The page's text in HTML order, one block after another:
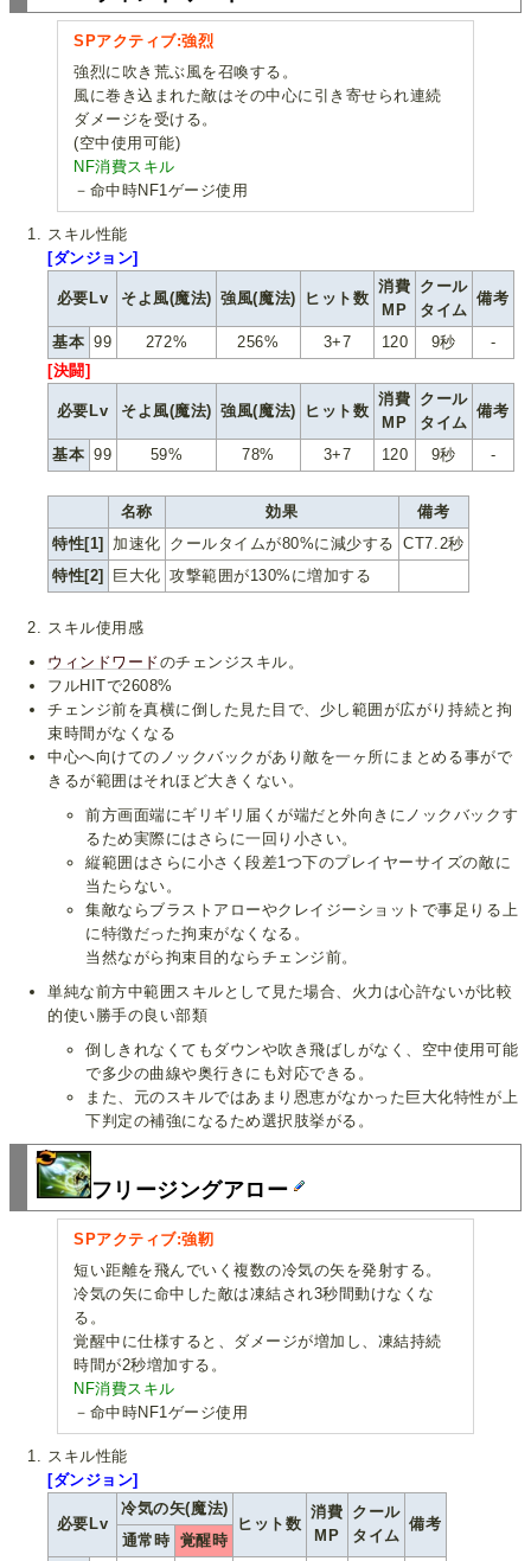
SPアクティブ:強烈
強烈に吹き荒ぶ風を召喚する。
風に巻き込まれた敵はその中心に引き寄せられ連続
ダメージを受ける。
(空中使用可能)
NF消費スキル
－命中時NF1ゲージ使用
スキル性能
[ダンジョン]
必要Lv そよ風(魔法) 強風(魔法) ヒット数
消費
MP
クール
タイム
備考
基本 99 272% 256% 3+7 120 9秒
-
[決闘]
必要Lv そよ風(魔法) 強風(魔法) ヒット数
消費
MP
クール
タイム
備考
基本 99 59% 78% 3+7 120 9秒 -
名称 効果
備考
特性[1]
加速化 クールタイムが80%に減少する
CT7.2秒
特性[2]
巨大化 攻撃範囲が130%に増加する
スキル使用感
ウィンドワードのチェンジスキル。
フルHITで2608%
チェンジ前を真横に倒した見た目で、少し範囲が広がり持続と拘
束時間がなくなる
中心へ向けてのノックバックがあり敵を一ヶ所にまとめる事がで
きるが範囲はそれほど大きくない。
前方画面端にギリギリ届くが端だと外向きにノックバックす
るため実際にはさらに一回り小さい。
縦範囲はさらに小さく段差1つ下のプレイヤーサイズの敵に
当たらない。
集敵ならブラストアローやクレイジーショットで事足りる上
に特徴だった拘束がなくなる。
当然ながら拘束目的ならチェンジ前。
単純な前方中範囲スキルとして見た場合、火力は心許ないが比較
的使い勝手の良い部類
倒しきれなくてもダウンや吹き飛ばしがなく、空中使用可能
で多少の曲線や奥行きにも対応できる。
また、元のスキルではあまり恩恵がなかった巨大化特性が上
下判定の補強になるため選択肢挙がる。
フリージングアロー
SPアクティブ:強靭
短い距離を飛んでいく複数の冷気の矢を発射する。
冷気の矢に命中した敵は凍結され3秒間動けなくな
る。
覚醒中に仕様すると、ダメージが増加し、凍結持続
時間が2秒増加する。
NF消費スキル
－命中時NF1ゲージ使用
スキル性能
[ダンジョン]
必要Lv
冷気の矢(魔法)
ヒット数
消費
MP
クール
タイム
備考
通常時 覚醒時